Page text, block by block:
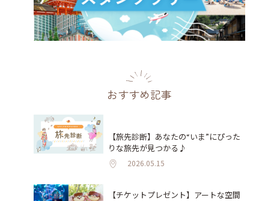
おすすめ記事
【旅先診断】あなたの“いま”にぴった
りな旅先が見つかる♪
2026.05.15
【チケットプレゼント】アートな空間